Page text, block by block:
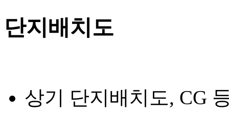
단지배치도
상기 단지배치도, CG